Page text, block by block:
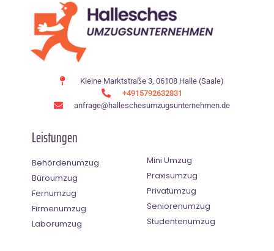
Kleine Marktstraße 3, 06108 Halle (Saale)
+4915792632831
anfrage@halleschesumzugsunternehmen.de
Leistungen
Behördenumzug
Büroumzug
Fernumzug
Firmenumzug
Laborumzug
Mini Umzug
Praxisumzug
Privatumzug
Seniorenumzug
Studentenumzug